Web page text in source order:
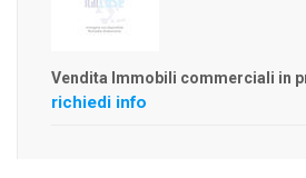
Vendita Immobili commerciali in
richiedi info